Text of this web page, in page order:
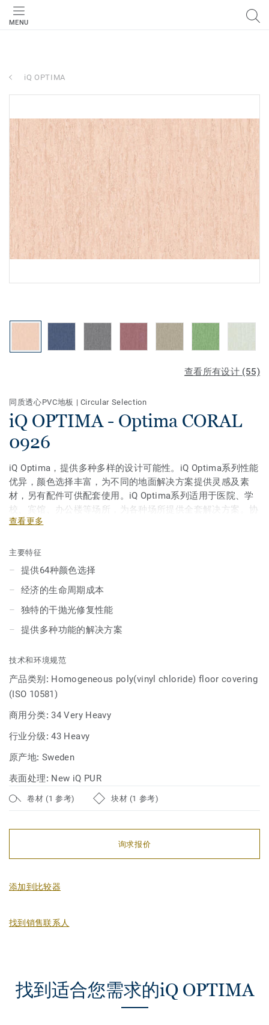
MENU
iQ OPTIMA
查看所有设计 (55)
同质透心PVC地板 | Circular Selection
iQ OPTIMA - Optima CORAL
0926
iQ Optima，提供多种多样的设计可能性。iQ Optima系列性能
优异，颜色选择丰富，为不同的地面解决方案提供灵感及素
材，另有配件可供配套使用。iQ Optima系列适用于医院、学
校、宾馆、办公楼等场所，为各种场所提供全套解决方案。协
调的设计和优异的性能，在满足美观需求的同时也满足了功能
设计师提供了无限配色灵感。升级后提供更多选择供您挑选
——块状规格、条状规格、静音、防滑，更有相应配件可供配
的新花色中找到诠释。iQ Optima能够配合各种风格进行配色
设计，并且能够创造延续的空间感，和谐地从一个空间过渡到
查看更多
主要特征
提供64种颜色选择
经济的生命周期成本
独特的干抛光修复性能
提供多种功能的解决方案
技术和环境规范
产品类别: Homogeneous poly(vinyl chloride) floor covering
(ISO 10581)
商用分类:34 Very Heavy
行业分级:43 Heavy
原产地: Sweden
表面处理: New iQ PUR
卷材 (1 参考) 块材 (1 参考)
询求报价
添加到比较器
找到销售联系人
找到适合您需求的iQ OPTIMA